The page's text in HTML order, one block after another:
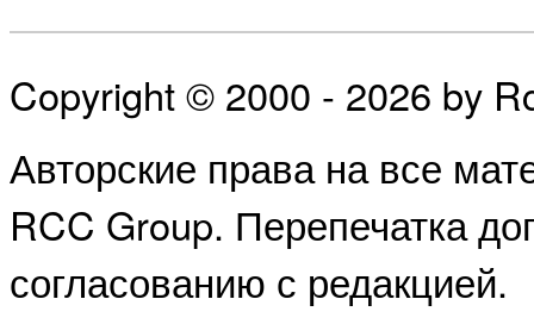
Copyright © 2000 - 2026 by
Авторские права на все
RCC Group. Перепечатка
согласованию с редакцией.